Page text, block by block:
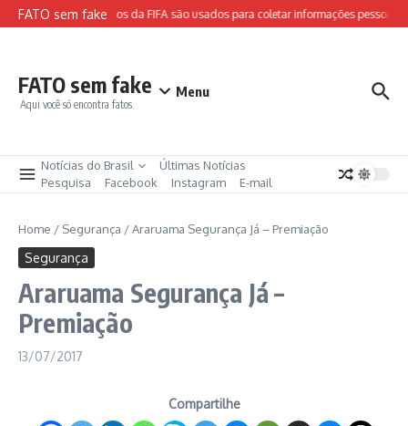
Ir para o conteúdo
FATO sem fakeSites falsos da FIFA são usados para coletar informações pessoais
FATO sem fake
Aqui você só encontra fatos.
Menu
Notícias do Brasil
Últimas Notícias
Pesquisa
Facebook Instagram E-mail
Home / Segurança /Araruama Segurança Já – Premiação
Segurança
Araruama Segurança Já –
Premiação
13/07/2017
Compartilhe